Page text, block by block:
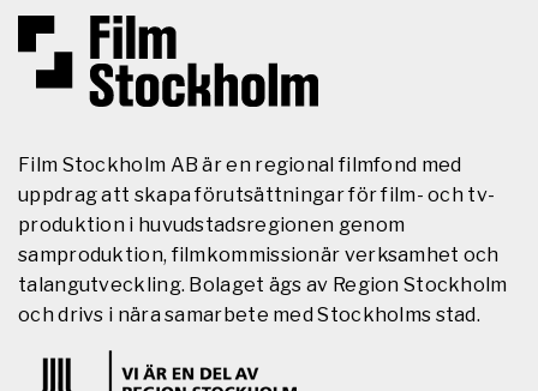
Film Stockholm AB är en regional filmfond med
uppdrag att skapa förutsättningar för film- och tv-
produktion i huvudstadsregionen genom
samproduktion, filmkommissionär verksamhet och
talangutveckling. Bolaget ägs av Region Stockholm
och drivs i nära samarbete med Stockholms stad.